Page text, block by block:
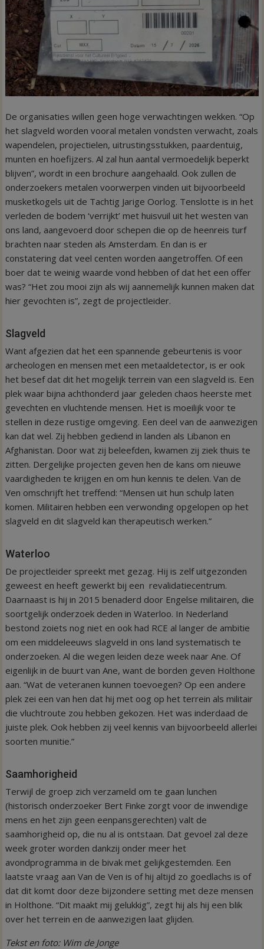
De organisaties willen geen hoge verwachtingen wekken. “Op
het slagveld worden vooral metalen vondsten verwacht, zoals
wapendelen, projectielen, uitrustingsstukken, paardentuig,
munten en hoefijzers. Al zal hun aantal vermoedelijk beperkt
blijven”, wordt in een brochure aangehaald. Ook zullen de
onderzoekers metalen voorwerpen vinden uit bijvoorbeeld
musketkogels uit de Tachtig Jarige Oorlog. Tenslotte is in het
verleden de bodem ‘verrijkt’ met huisvuil uit het westen van
ons land, aangevoerd door schepen die op de heenreis turf
brachten naar steden als Amsterdam. En dan is er
constatering dat veel centen worden aangetroffen. Of een
boer dat te weinig waarde vond hebben of dat het een offer
was? “Het zou mooi zijn als wij aannemelijk kunnen maken dat
hier gevochten is”, zegt de projectleider.
Slagveld
Want afgezien dat het een spannende gebeurtenis is voor
archeologen en mensen met een metaaldetector, is er ook
het besef dat dit het mogelijk terrein van een slagveld is. Een
plek waar bijna achthonderd jaar geleden chaos heerste met
gevechten en vluchtende mensen. Het is moeilijk voor te
stellen in deze rustige omgeving. Een deel van de aanwezigen
kan dat wel. Zij hebben gediend in landen als Libanon en
Afghanistan. Door wat zij beleefden, kwamen zij ziek thuis te
zitten. Dergelijke projecten geven hen de kans om nieuwe
vaardigheden te krijgen en om hun kennis te delen. Van de
Ven omschrijft het treffend: “Mensen uit hun schulp laten
komen. Militairen hebben een verwonding opgelopen op het
slagveld en dit slagveld kan therapeutisch werken.”
Waterloo
De projectleider spreekt met gezag. Hij is zelf uitgezonden
geweest en heeft gewerkt bij een revalidatiecentrum.
Daarnaast is hij in 2015 benaderd door Engelse militairen, die
soortgelijk onderzoek deden in Waterloo. In Nederland
bestond zoiets nog niet en ook had RCE al langer de ambitie
om een middeleeuws slagveld in ons land systematisch te
onderzoeken. Al die wegen leiden deze week naar Ane. Of
eigenlijk in de buurt van Ane, want de borden geven Holthone
aan. “Wat de veteranen kunnen toevoegen? Op een andere
plek zei een van hen dat hij met oog op het terrein als militair
die vluchtroute zou hebben gekozen. Het was inderdaad de
juiste plek. Ook hebben zij veel kennis van bijvoorbeeld allerlei
soorten munitie.”
Saamhorigheid
Terwijl de groep zich verzameld om te gaan lunchen
(historisch onderzoeker Bert Finke zorgt voor de inwendige
mens en het zijn geen eenpansgerechten) valt de
saamhorigheid op, die nu al is ontstaan. Dat gevoel zal deze
week groter worden dankzij onder meer het
avondprogramma in de bivak met gelijkgestemden. Een
laatste vraag aan Van de Ven is of hij altijd zo goedlachs is of
dat dit komt door deze bijzondere setting met deze mensen
in Holthone. “Dit maakt mij gelukkig”, zegt hij als hij een blik
over het terrein en de aanwezigen laat glijden.
Tekst en foto: Wim de Jonge